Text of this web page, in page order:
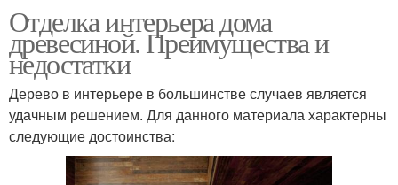
Отделка интерьера дома
древесиной. Преимущества и
недостатки
Дерево в интерьере в большинстве случаев является
удачным решением. Для данного материала характерны
следующие достоинства: